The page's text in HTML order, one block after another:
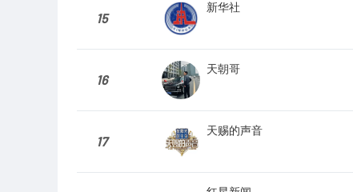
15
新华社
16
天朝哥
17
天赐的声音